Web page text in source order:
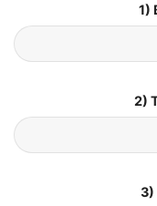
1)
2)
3)